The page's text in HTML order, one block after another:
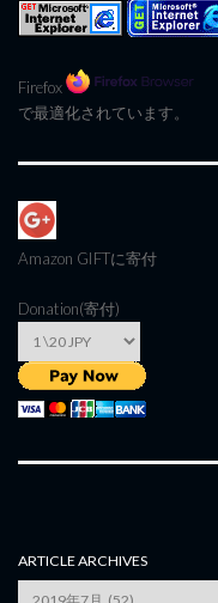
Firefox
で最適化されています。
Amazon GIFTに寄付
Donation(寄付)
ARTICLE ARCHIVES
Article